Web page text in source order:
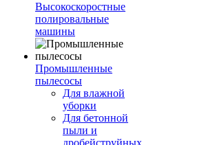
Высокоскоростные
полировальные
машины
Промышленные
пылесосы
Для влажной
уборки
Для бетонной
пыли и
дробейструйных